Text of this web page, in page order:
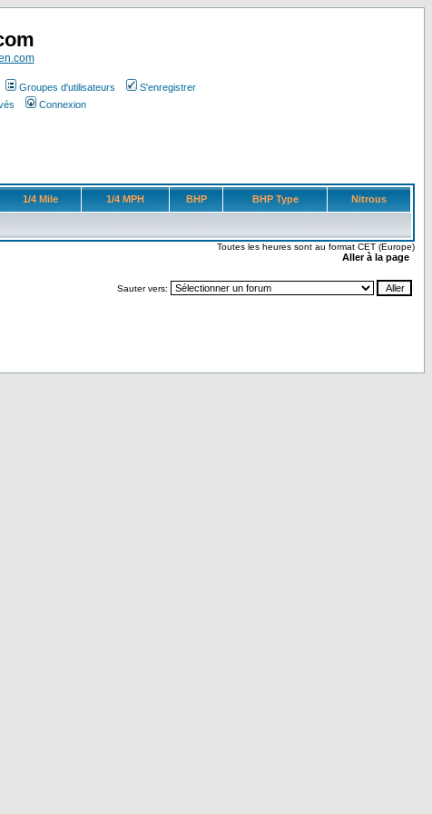
Groupes d'utilisateurs
S'enregistrer
Connexion
1/4 Mile 1/4 MPH BHP BHP Type Nitrous
Toutes les heures sont au format CET (Europe)
Aller à la page
Sauter vers: